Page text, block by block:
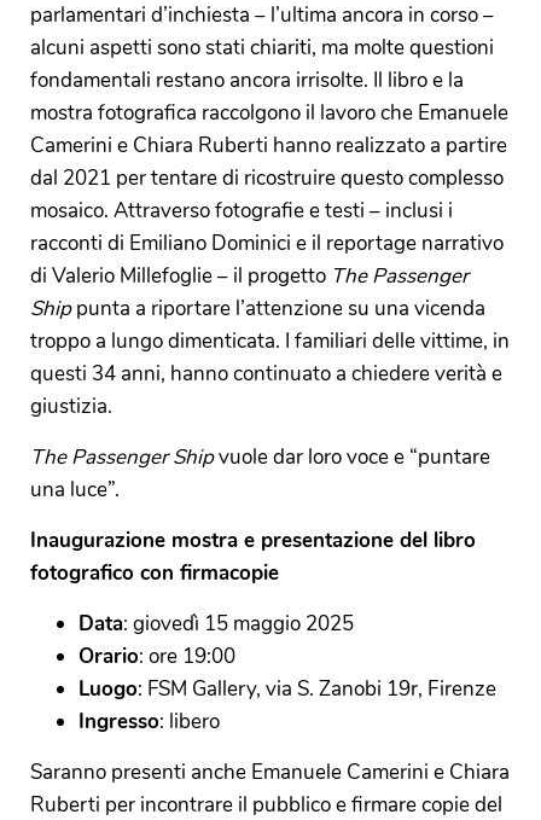
parlamentari d’inchiesta – l’ultima ancora in corso –
alcuni aspetti sono stati chiariti, ma molte questioni
fondamentali restano ancora irrisolte. Il libro e la
mostra fotografica raccolgono il lavoro che Emanuele
Camerini e Chiara Ruberti hanno realizzato a partire
dal 2021 per tentare di ricostruire questo complesso
mosaico. Attraverso fotografie e testi – inclusi i
racconti di Emiliano Dominici e il reportage narrativo
di Valerio Millefoglie – il progetto The Passenger
Shippunta a riportare l’attenzione su una vicenda
troppo a lungo dimenticata. I familiari delle vittime, in
questi 34 anni, hanno continuato a chiedere verità e
giustizia.
The Passenger Shipvuole dar loro voce e “puntare
una luce”.
Inaugurazione mostra e presentazione del libro
fotografico con firmacopie
Data: giovedì 15 maggio 2025
Orario: ore 19:00
Luogo: FSM Gallery, via S. Zanobi 19r, Firenze
Ingresso: libero
Saranno presenti anche Emanuele Camerini e Chiara
Ruberti per incontrare il pubblico e firmare copie del